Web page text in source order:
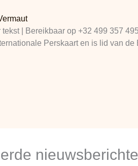
tekst | Bereikbaar op +32 499 357
Perskaart en is lid van